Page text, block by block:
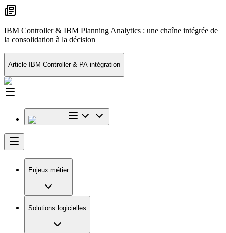
IBM Controller & IBM Planning Analytics : une chaîne intégrée de
la consolidation à la décision
Article IBM Controller & PA intégration
Enjeux métier
Solutions logicielles